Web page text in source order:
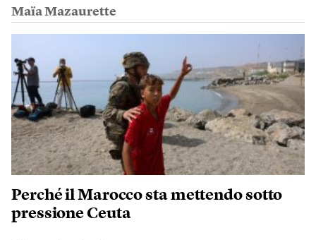
Maïa Mazaurette
Perché il Marocco sta mettendo sotto
pressione Ceuta